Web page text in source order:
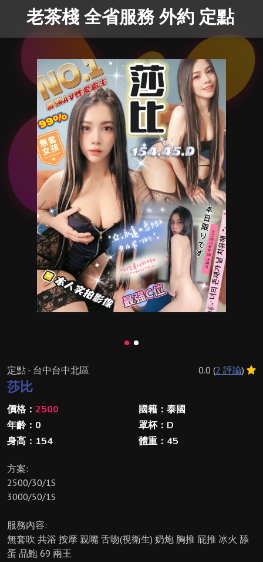
老茶棧 全省服務 外約 定點
定點 - 台中台中北區 0.0 (2 評論)
莎比
價格： 2500
國籍：泰國
年齡：0
罩杯：D
身高：154
體重：45
方案:
2500/30/1S
3000/50/1S
服務內容:
無套吹 共浴 按摩 親嘴 舌吻(視衛生) 奶炮 胸推 屁推 冰火 舔
蛋 品鮑 69 兩王